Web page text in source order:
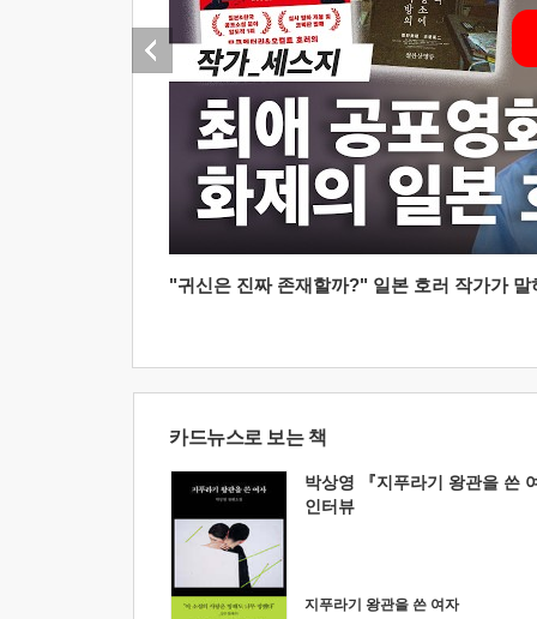
"귀신은 진짜 존재할까?" 일본 호러 작가가
카드뉴스로 보는 책
박상영 『지푸라기 왕관을 쓴
인터뷰
지푸라기 왕관을 쓴 여자